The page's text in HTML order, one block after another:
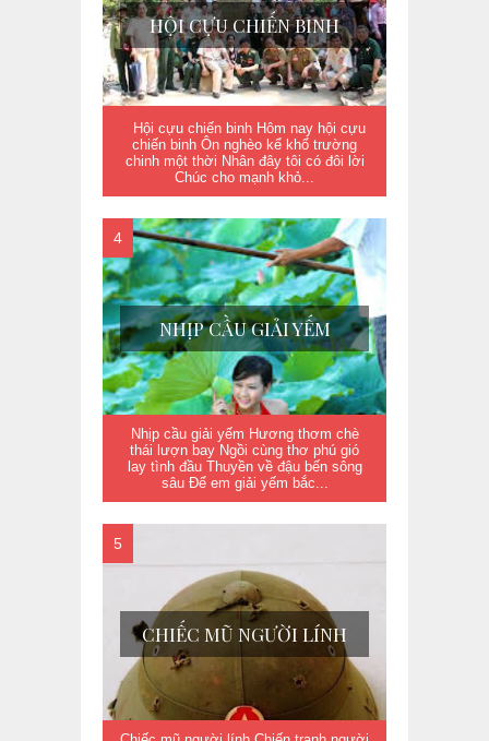
HỘI CỰU CHIẾN BINH
Hội cựu chiến binh Hôm nay hội cựu
chiến binh Ôn nghèo kể khổ trường
chinh một thời Nhân đây tôi có đôi lời
Chúc cho mạnh khỏ...
NHỊP CẦU GIẢI YẾM
Nhịp cầu giải yếm Hương thơm chè
thái lượn bay Ngồi cùng thơ phú gió
lay tình đầu Thuyền về đậu bến sông
sâu Để em giải yếm bắc...
CHIẾC MŨ NGƯỜI LÍNH